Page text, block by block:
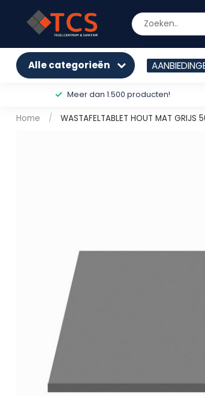
Alle categorieën
Meer dan 1.500 producten!
Home / WASTAFELTABLET HOUT MAT